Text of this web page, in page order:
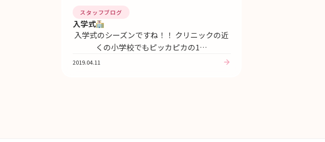
スタッフブログ
入学式
入学式のシーズンですね！！ クリニックの近
くの小学校でもピッカピカの1…
2019.04.11